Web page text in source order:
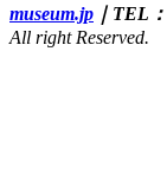
museum.jp ｜ TEL：
All right Reserved.